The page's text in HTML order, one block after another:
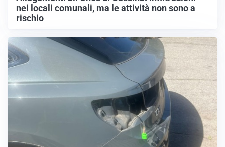
nei locali comunali, ma le attività non sono a
rischio